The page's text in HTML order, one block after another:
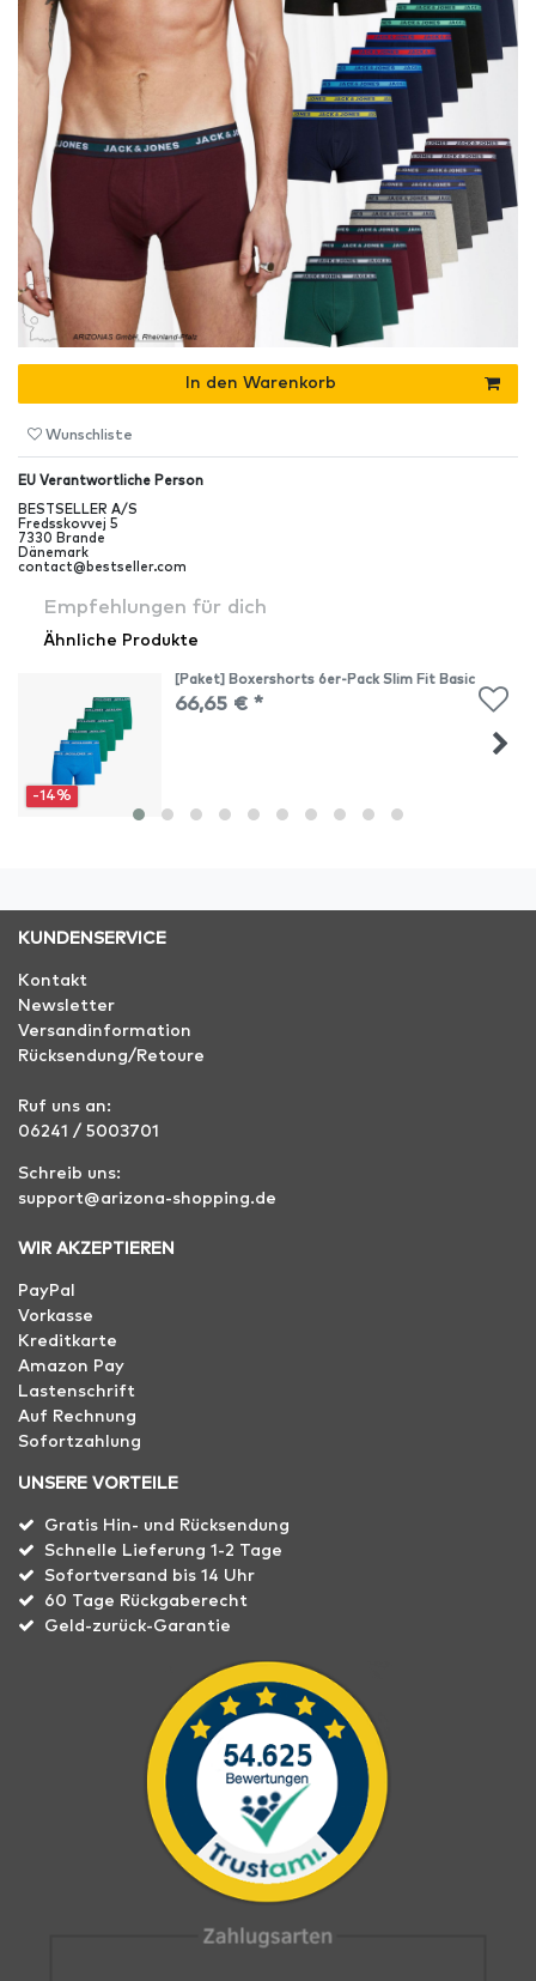
In den Warenkorb
Wunschliste
EU Verantwortliche Person
BESTSELLER A/S
Fredsskovvej 5
7330 Brande
Dänemark
contact@bestseller.com
Empfehlungen für dich
Ähnliche Produkte
-14%
[Paket] Boxershorts 6er-Pack Slim Fit Basic
66,65 € *
KUNDENSERVICE
Kontakt
Newsletter
Versandinformation
Rücksendung/Retoure
Ruf uns an:
06241 / 5003701
Schreib uns:
support@arizona-shopping.de
WIR AKZEPTIEREN
PayPal
Vorkasse
Kreditkarte
Amazon Pay
Lastenschrift
Auf Rechnung
Sofortzahlung
UNSERE VORTEILE
Gratis Hin- und Rücksendung
Schnelle Lieferung 1-2 Tage
Sofortversand bis 14 Uhr
60 Tage Rückgaberecht
Geld-zurück-Garantie